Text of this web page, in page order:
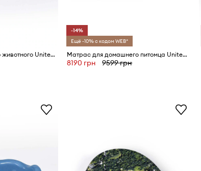
Миска для домашнего животного United Pets DoggyMood x Seletti
-14%
Ещё -10% с кодом WEB*
Матрас для домашнего питомца United Pets Maldives x Seletti
8190 грн 9599 грн